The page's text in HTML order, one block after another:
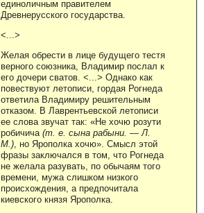
единоличным правителем
Древнерусского государства.
<...>
Желая обрести в лице будущего тестя
верного союзника, Владимир послал к
его дочери сватов. <...> Однако как
повествуют летописи, гордая Рогнеда
ответила Владимиру решительным
отказом. В Лаврентьевской летописи
ее слова звучат так: «Не хочю розути
робичича (т. е. сына рабыни. — Л.
М.) , но Ярополка хочю». Смысл этой
фразы заключался в том, что Рогнеда
не желала разувать, по обычаям того
времени, мужа слишком низкого
происхождения, а предпочитала
киевского князя Ярополка.